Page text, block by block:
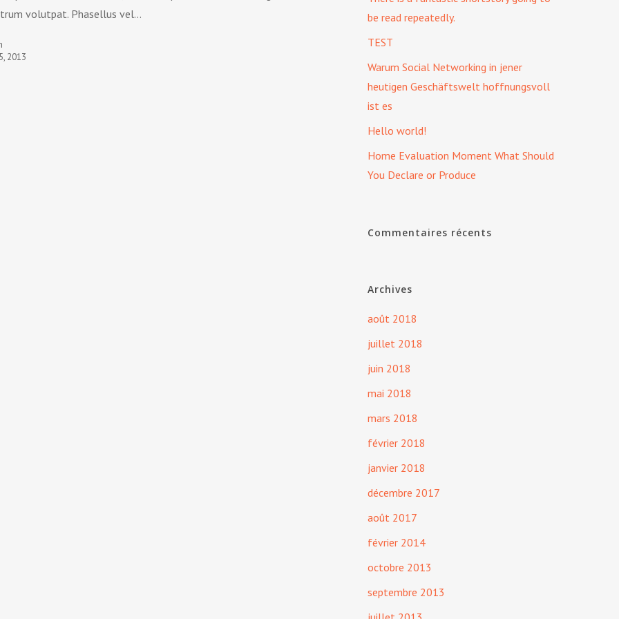
volutpat. Phasellus vel…
2013
be read repeatedly.
TEST
Warum Social Networking in jener
heutigen Geschäftswelt hoffnungsvoll
ist es
Hello world!
Home Evaluation Moment What Should
You Declare or Produce
Commentaires récents
Archives
août 2018
juillet 2018
juin 2018
mai 2018
mars 2018
février 2018
janvier 2018
décembre 2017
août 2017
février 2014
octobre 2013
septembre 2013